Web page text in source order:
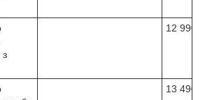
12 990
13 490